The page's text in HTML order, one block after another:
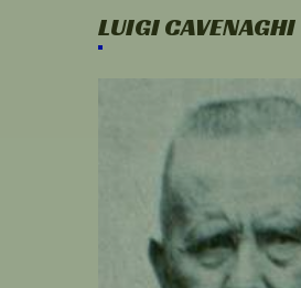
LUIGI CAVENAGHI